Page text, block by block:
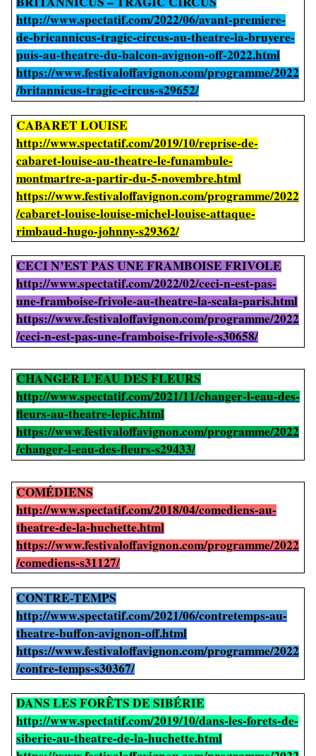
http://www.spectatif.com/2022/06/avant-premiere-
de-bricannicus-tragic-circus-au-theatre-la-bruyere-
puis-au-theatre-du-balcon-avignon-off-2022.html
https://www.festivaloffavignon.com/programme/2022
/britannicus-tragic-circus-s29652/
CABARET LOUISE
http://www.spectatif.com/2019/10/reprise-de-
cabaret-louise-au-theatre-le-funambule-
montmartre-a-partir-du-5-novembre.html
https://www.festivaloffavignon.com/programme/2022
/cabaret-louise-louise-michel-louise-attaque-
rimbaud-hugo-johnny-s29362/
CECI N’EST PAS UNE FRAMBOISE FRIVOLE
http://www.spectatif.com/2022/02/ceci-n-est-pas-
une-framboise-frivole-au-theatre-la-scala-paris.html
https://www.festivaloffavignon.com/programme/2022
/ceci-n-est-pas-une-framboise-frivole-s30658/
CHANGER L’EAU DES FLEURS
http://www.spectatif.com/2021/11/changer-l-eau-des-
fleurs-au-theatre-lepic.html
https://www.festivaloffavignon.com/programme/2022
/changer-l-eau-des-fleurs-s29433/
COMÉDIENS
http://www.spectatif.com/2018/04/comediens-au-
theatre-de-la-huchette.html
https://www.festivaloffavignon.com/programme/2022
/comediens-s31127/
CONTRE-TEMPS
http://www.spectatif.com/2021/06/contretemps-au-
theatre-buffon-avignon-off.html
https://www.festivaloffavignon.com/programme/2022
/contre-temps-s30367/
DANS LES FORÊTS DE SIBÉRIE
http://www.spectatif.com/2019/10/dans-les-forets-de-
siberie-au-theatre-de-la-huchette.html